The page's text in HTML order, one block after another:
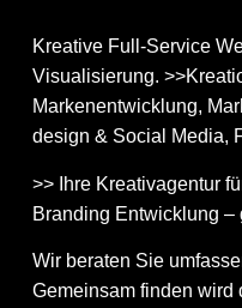
Kreative Full-Service
Visualisierung.
Markenentwicklung,
design & Social Media,
>> Ihre Kreativagentur
Branding Entwicklung –
Wir beraten Sie
Gemeinsam finden wird